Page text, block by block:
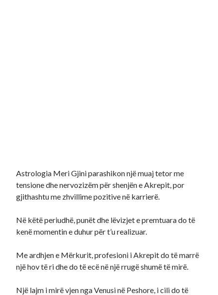
Astrologia Meri Gjini parashikon një muaj tetor me
tensione dhe nervozizëm për shenjën e Akrepit, por
gjithashtu me zhvillime pozitive në karrierë.
Në këtë periudhë, punët dhe lëvizjet e premtuara do të
kenë momentin e duhur për t’u realizuar.
Me ardhjen e Mërkurit, profesioni i Akrepit do të marrë
një hov të ri dhe do të ecë në një rrugë shumë të mirë.
Një lajm i mirë vjen nga Venusi në Peshore, i cili do të